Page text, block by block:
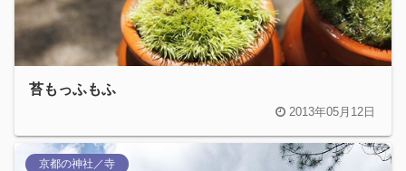
苔もっふもふ
2013年05月12日
京都の神社／寺